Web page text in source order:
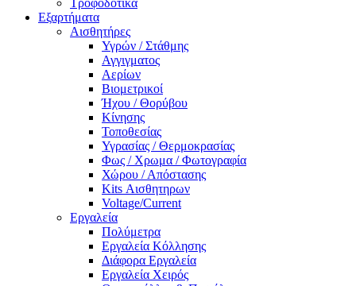
Τροφοδοτικά
Εξαρτήματα
Αισθητήρες
Υγρών / Στάθμης
Αγγιγματος
Αερίων
Βιομετρικοί
Ήχου / Θορύβου
Κίνησης
Τοποθεσίας
Υγρασίας / Θερμοκρασίας
Φως / Χρωμα / Φωτογραφία
Χώρου / Απόστασης
Kits Αισθητηρων
Voltage/Current
Εργαλεία
Πολύμετρα
Εργαλεία Κόλλησης
Διάφορα Εργαλεία
Εργαλεία Χειρός